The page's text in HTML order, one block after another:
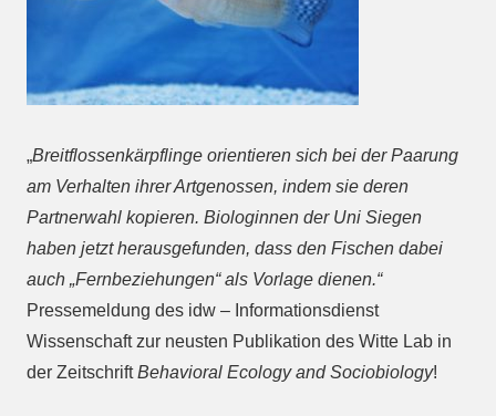
„Breitflossenkärpflinge orientieren sich bei der Paarung
am Verhalten ihrer Artgenossen, indem sie deren
Partnerwahl kopieren. Biologinnen der Uni Siegen
haben jetzt herausgefunden, dass den Fischen dabei
auch „Fernbeziehungen“ als Vorlage dienen.“
Pressemeldung des idw – Informationsdienst
Wissenschaft zur neusten Publikation des Witte Lab in
der ZeitschriftBehavioral Ecology and Sociobiology!